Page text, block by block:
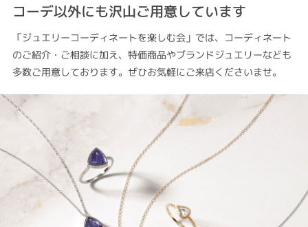
コーデ以外にも沢山ご用意しています
「ジュエリーコーディネートを楽しむ会」では、コーディネート
のご紹介・ご相談に加え、特価商品やブランドジュエリーなども
多数ご用意しております。ぜひお気軽にご来店くださいませ。